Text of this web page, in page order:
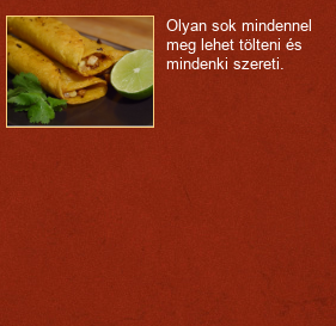
Olyan sok mindennel
meg lehet tölteni és
mindenki szereti.